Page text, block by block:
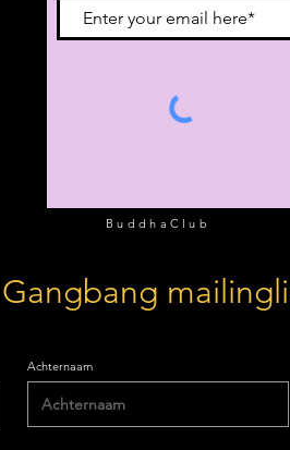
BuddhaClub
Gangbang
Achternaam